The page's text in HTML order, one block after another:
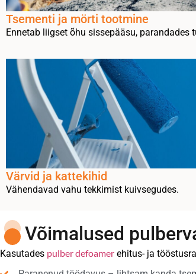
Tsementi ja mörti tootmine
Ennetab liigset õhu sissepääsu, parandades
Värvid ja kattekihid
Vähendavad vahu tekkimist kuivsegudes.
Võimalused
Kasutades pulber defoamer ehitus- ja